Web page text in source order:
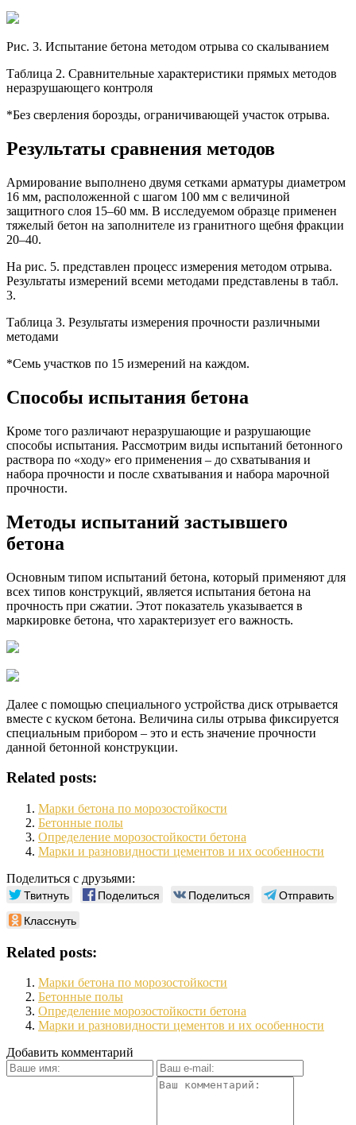
Рис. 3. Испытание бетона методом отрыва со скалыванием
Таблица 2. Сравнительные характеристики прямых методов
неразрушающего контроля
*Без сверления борозды, ограничивающей участок отрыва.
Результаты сравнения методов
Армирование выполнено двумя сетками арматуры диаметром
16 мм, расположенной с шагом 100 мм с величиной
защитного слоя 15–60 мм. В исследуемом образце применен
тяжелый бетон на заполнителе из гранитного щебня фракции
20–40.
На рис. 5. представлен процесс измерения методом отрыва.
Результаты измерений всеми методами представлены в табл.
3.
Таблица 3. Результаты измерения прочности различными
методами
*Семь участков по 15 измерений на каждом.
Способы испытания бетона
Кроме того различают неразрушающие и разрушающие
способы испытания. Рассмотрим виды испытаний бетонного
раствора по «ходу» его применения – до схватывания и
набора прочности и после схватывания и набора марочной
прочности.
Методы испытаний застывшего
бетона
Основным типом испытаний бетона, который применяют для
всех типов конструкций, является испытания бетона на
прочность при сжатии. Этот показатель указывается в
маркировке бетона, что характеризует его важность.
Далее с помощью специального устройства диск отрывается
вместе с куском бетона. Величина силы отрыва фиксируется
специальным прибором – это и есть значение прочности
данной бетонной конструкции.
Related posts:
Марки бетона по морозостойкости
Бетонные полы
Определение морозостойкости бетона
Марки и разновидности цементов и их особенности
Поделиться с друзьями:
Твитнуть Поделиться Поделиться
Отправить
Класснуть
Related posts:
Марки бетона по морозостойкости
Бетонные полы
Определение морозостойкости бетона
Марки и разновидности цементов и их особенности
Добавить комментарий